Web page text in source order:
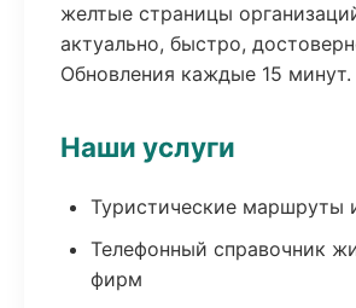
желтые страницы
актуально, быстро,
Обновления каждые 15 минут.
Наши услуги
Туристические маршруты
Телефонный справочник
фирм